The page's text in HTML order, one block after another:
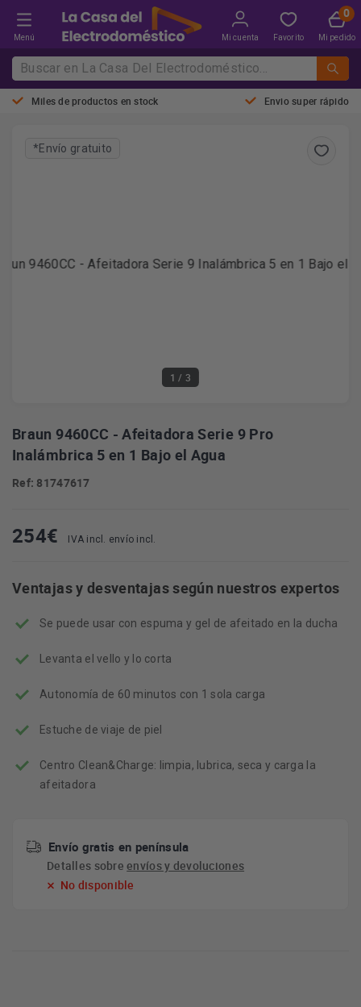
Menú Mi cuenta Favorito Mi pedido
Miles de productos en stock Envio super rápido
1 / 3
*Envío gratuito
Braun 9460CC - Afeitadora Serie 9 Pro
Inalámbrica 5 en 1 Bajo el Agua
Ref: 81747617
254€ IVA incl. envío incl.
Ventajas y desventajas según nuestros expertos
Se puede usar con espuma y gel de afeitado en la ducha
Levanta el vello y lo corta
Autonomía de 60 minutos con 1 sola carga
Estuche de viaje de piel
Centro Clean&Charge: limpia, lubrica, seca y carga la
afeitadora
Envío gratis en península
Detalles sobreenvíos y devoluciones
No disponible